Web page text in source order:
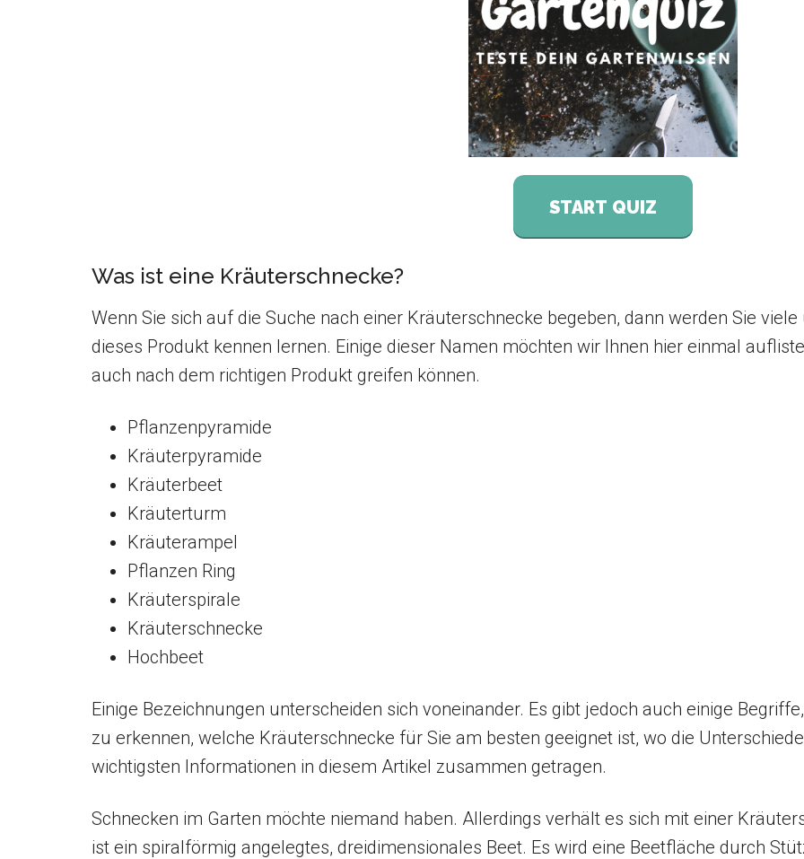
START QUIZ
Was ist eine Kräuterschnecke?
Wenn Sie sich auf die Suche nach einer Kräuterschnecke begeben, dann werden Sie
dieses Produkt kennen lernen. Einige dieser Namen möchten wir Ihnen hier einmal
auch nach dem richtigen Produkt greifen können.
Pflanzenpyramide
Kräuterpyramide
Kräuterbeet
Kräuterturm
Kräuterampel
Pflanzen Ring
Kräuterspirale
Kräuterschnecke
Hochbeet
Einige Bezeichnungen unterscheiden sich voneinander. Es gibt jedoch auch einige
zu erkennen, welche Kräuterschnecke für Sie am besten geeignet ist, wo die
wichtigsten Informationen in diesem Artikel zusammen getragen.
Schnecken im Garten möchte niemand haben. Allerdings verhält es sich mit einer
ist ein spiralförmig angelegtes, dreidimensionales Beet. Es wird eine Beetfläche durch